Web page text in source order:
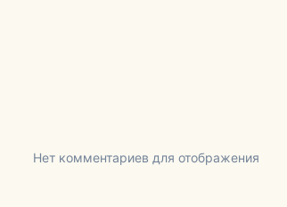
Нет комментариев для отображения